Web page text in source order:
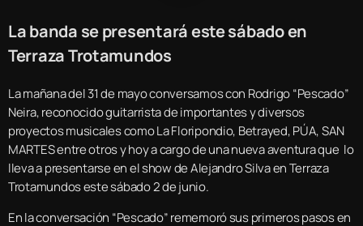
La banda se presentará este sábado en
Terraza Trotamundos
La mañana del 31 de mayo conversamos con Rodrigo “Pescado”
Neira, reconocido guitarrista de importantes y diversos
proyectos musicales como La Floripondio, Betrayed, PÚA, SAN
MARTES entre otros y hoy a cargo de una nueva aventura que lo
lleva a presentarse en el show de Alejandro Silva en Terraza
Trotamundos este sábado 2 de junio.
En la conversación “Pescado” rememoró sus primeros pasos en